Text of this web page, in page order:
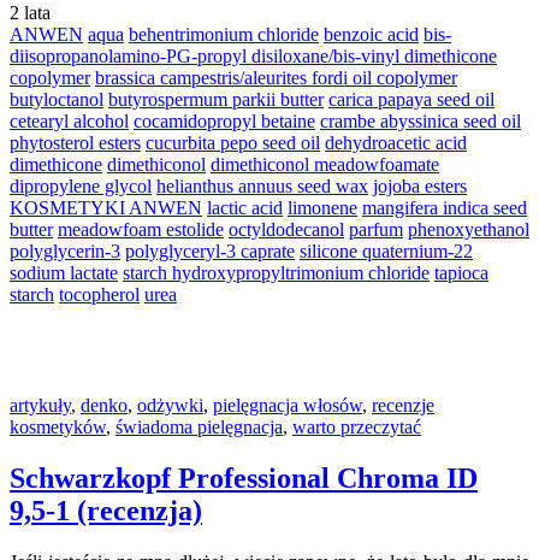
2 lata
ANWEN aqua behentrimonium chloride benzoic acid bis-
diisopropanolamino-PG-propyl disiloxane/bis-vinyl dimethicone
copolymer brassica campestris/aleurites fordi oil copolymer
butyloctanol butyrospermum parkii butter carica papaya seed oil
cetearyl alcohol cocamidopropyl betaine crambe abyssinica seed oil
phytosterol esters cucurbita pepo seed oil dehydroacetic acid
dimethicone dimethiconol dimethiconol meadowfoamate
dipropylene glycol helianthus annuus seed wax jojoba esters
KOSMETYKI ANWEN lactic acid limonene mangifera indica seed
butter meadowfoam estolide octyldodecanol parfum phenoxyethanol
polyglycerin-3 polyglyceryl-3 caprate silicone quaternium-22
sodium lactate starch hydroxypropyltrimonium chloride tapioca
starch tocopherol urea
artykuły, denko, odżywki, pielęgnacja włosów, recenzje
kosmetyków, świadoma pielęgnacja, warto przeczytać
Schwarzkopf Professional Chroma ID
9,5-1 (recenzja)